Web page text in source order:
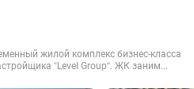
жилой комплекс бизнес-класса
“Level Group“. ЖК заним...